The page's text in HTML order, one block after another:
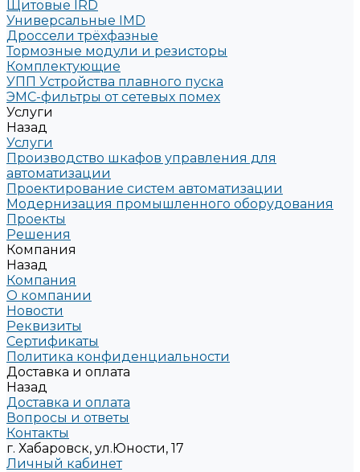
Щитовые IRD
Универсальные IMD
Дроссели трёхфазные
Тормозные модули и резисторы
Комплектующие
УПП Устройства плавного пуска
ЭМС-фильтры от сетевых помех
Услуги
Назад
Услуги
Производство шкафов управления для
автоматизации
Проектирование систем автоматизации
Модернизация промышленного оборудования
Проекты
Решения
Компания
Назад
Компания
О компании
Новости
Реквизиты
Сертификаты
Политика конфиденциальности
Доставка и оплата
Назад
Доставка и оплата
Вопросы и ответы
Контакты
г. Хабаровск, ул.Юности, 17
Личный кабинет